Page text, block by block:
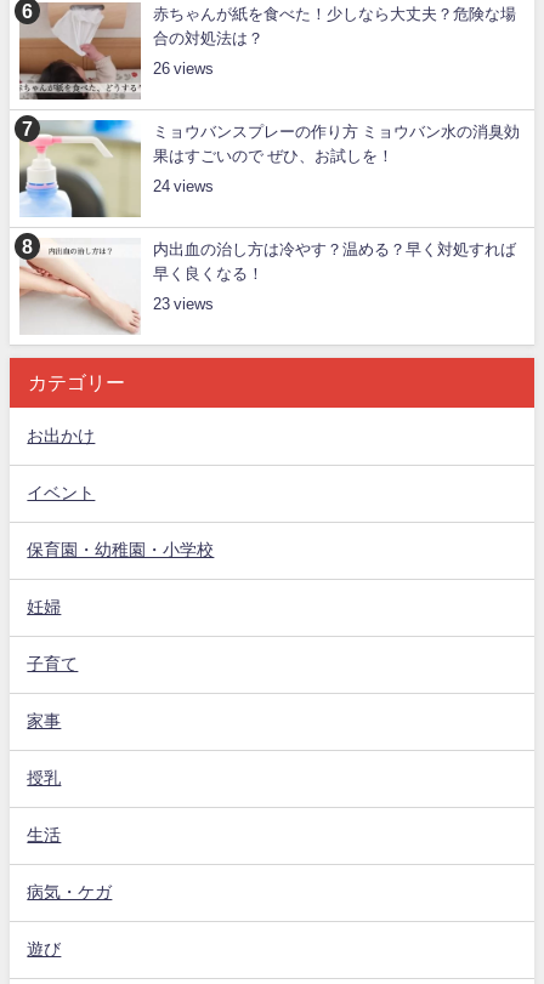
赤ちゃんが紙を食べた！少しなら大丈夫？危険な場
合の対処法は？
26
ミョウバンスプレーの作り方 ミョウバン水の消臭効
果はすごいので ぜひ、お試しを！
24
内出血の治し方は冷やす？温める？早く対処すれば
早く良くなる！
23
カテゴリー
お出かけ
イベント
保育園・幼稚園・小学校
妊婦
子育て
家事
授乳
生活
病気・ケガ
遊び